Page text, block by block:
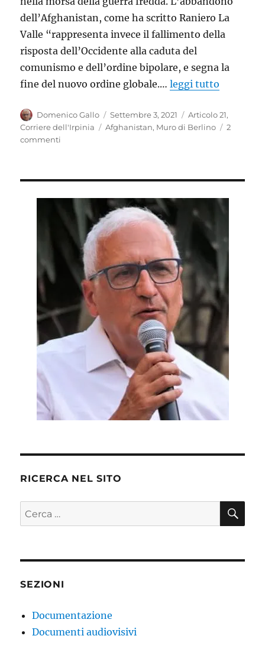
dell’Afghanistan, come ha scritto Raniero La
Valle “rappresenta invece il fallimento della
risposta dell’Occidente alla caduta del
comunismo e dell’ordine bipolare, e segna la
fine del nuovo ordine globale.…leggi tutto
Autore
Domenico Gallo
Pubblicato
il
Settembre 3, 2021 Categorie
Articolo 21,
Corriere dell'Irpinia
Tag
Afghanistan, Muro di Berlino
2
commenti
pagina
RICERCA NEL SITO
Cerca:
SEZIONI
Documentazione
Documenti audiovisivi